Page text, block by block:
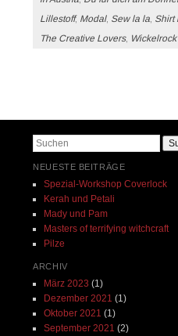
Lillestoff, Modal, Sew la la, Shirt
The Creative Lovers,
Suchen
NEUESTE BEITRÄGE
Spezial-Workshop Coverlock
Kerah und Petali
Mady und Pam
Masters of terrifying witchcraft
Pilze
ARCHIV
März 2023 (1)
Dezember 2021 (1)
Oktober 2021 (1)
September 2021 (2)